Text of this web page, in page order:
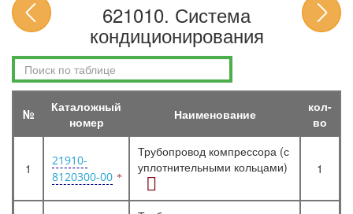
621010. Система
кондиционирования
№
Каталожный
номер
Наименование
кол-
во
1
21910-
8120300-00
Трубопровод компрессора (с
уплотнительными кольцами)
1